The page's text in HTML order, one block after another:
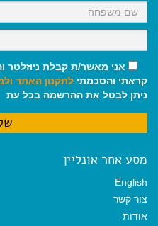
אני מאשר/ת קבלת ניוזלטר
קראתי והסכמתי לתקנון האתר
ניתן לבטל את ההרשמה בכל עת
מסע אחר אונליין
English
צור קשר
אודות